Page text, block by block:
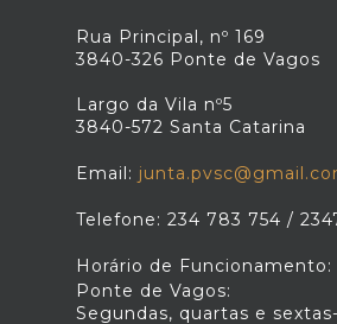
Rua Principal, nº 169
3840-326 Ponte de Vagos
Largo da Vila nº5
3840-572 Santa Catarina
Email:
Telefone: 234 783 754 /
Horário de Funcionamento:
Ponte de Vagos:
Segundas, quartas e